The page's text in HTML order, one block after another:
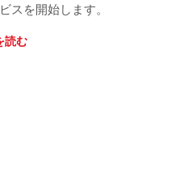
スを開始します。
読む